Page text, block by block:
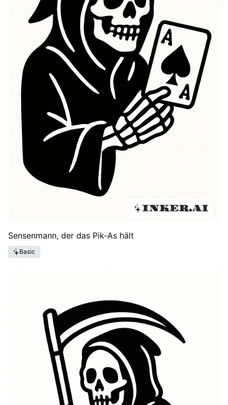
Sensenmann, der das Pik-As hält
Basic